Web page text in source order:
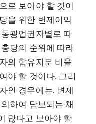
로 보아야 할 것이
을 위한 변제이익
광업권자별로 따
당의 순위에 따라
의 합유지분 비율
야 할 것이다. 그리
인 경우에는, 변제
하여 담보되는 채
많다고 보아야 할